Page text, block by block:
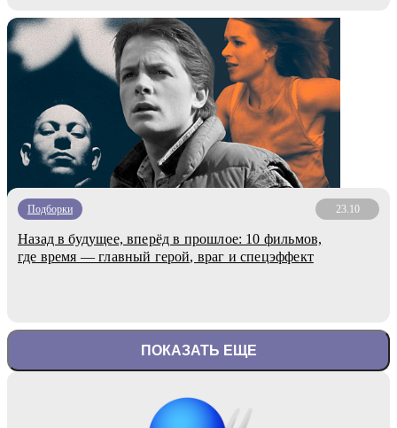
Подборки 23.10
Назад в будущее, вперёд в прошлое: 10 фильмов,
где время — главный герой, враг и спецэффект
ПОКАЗАТЬ ЕЩЕ